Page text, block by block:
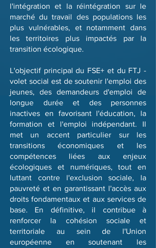
l'intégration et la réintégration sur le
marché du travail des populations les
plus vulnérables, et notamment dans
les territoires plus impactés par la
transition écologique.
L'objectif principal du FSE+ et du FTJ -
volet social est de soutenir l'emploi des
jeunes, des demandeurs d'emploi de
longue durée et des personnes
inactives en favorisant l'éducation, la
formation et l'emploi indépendant. Il
met un accent particulier sur les
transitions économiques et les
compétences liées aux enjeux
écologiques et numériques, tout en
luttant contre l'exclusion sociale, la
pauvreté et en garantissant l'accès aux
droits fondamentaux et aux services de
base. En définitive, il contribue à
renforcer la cohésion sociale et
territoriale au sein de l'Union
européenne en soutenant les